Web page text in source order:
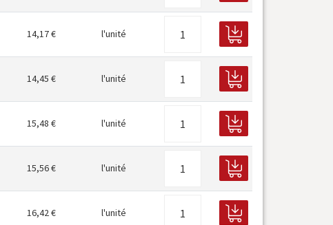
14,17 € l'unité
14,45 € l'unité
15,48 € l'unité
15,56 € l'unité
16,42 € l'unité